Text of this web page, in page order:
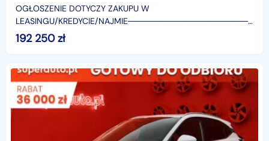
OGŁOSZENIE DOTYCZY ZAKUPU W
LEASINGU/KREDYCIE/
SUPERAUTO.PL?✔ Lider ryn
192 250zł